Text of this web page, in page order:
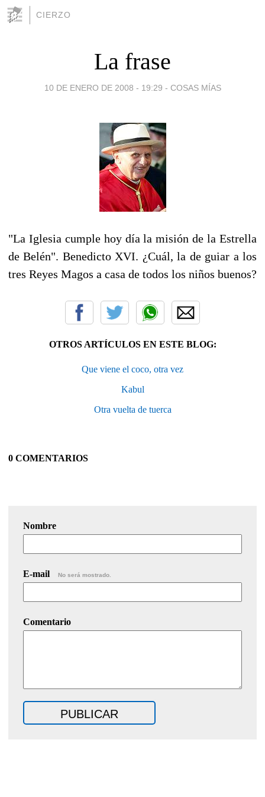
CIERZO
La frase
10 DE ENERO DE 2008 - 19:29 - COSAS MÍAS
"La Iglesia cumple hoy día la misión de la Estrella
de Belén". Benedicto XVI. ¿Cuál, la de guiar a los
tres Reyes Magos a casa de todos los niños buenos?
OTROS ARTÍCULOS EN ESTE BLOG:
Que viene el coco, otra vez
Kabul
Otra vuelta de tuerca
0 COMENTARIOS
Nombre
E-mail No será mostrado.
Comentario